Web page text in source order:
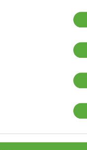
model AP-103